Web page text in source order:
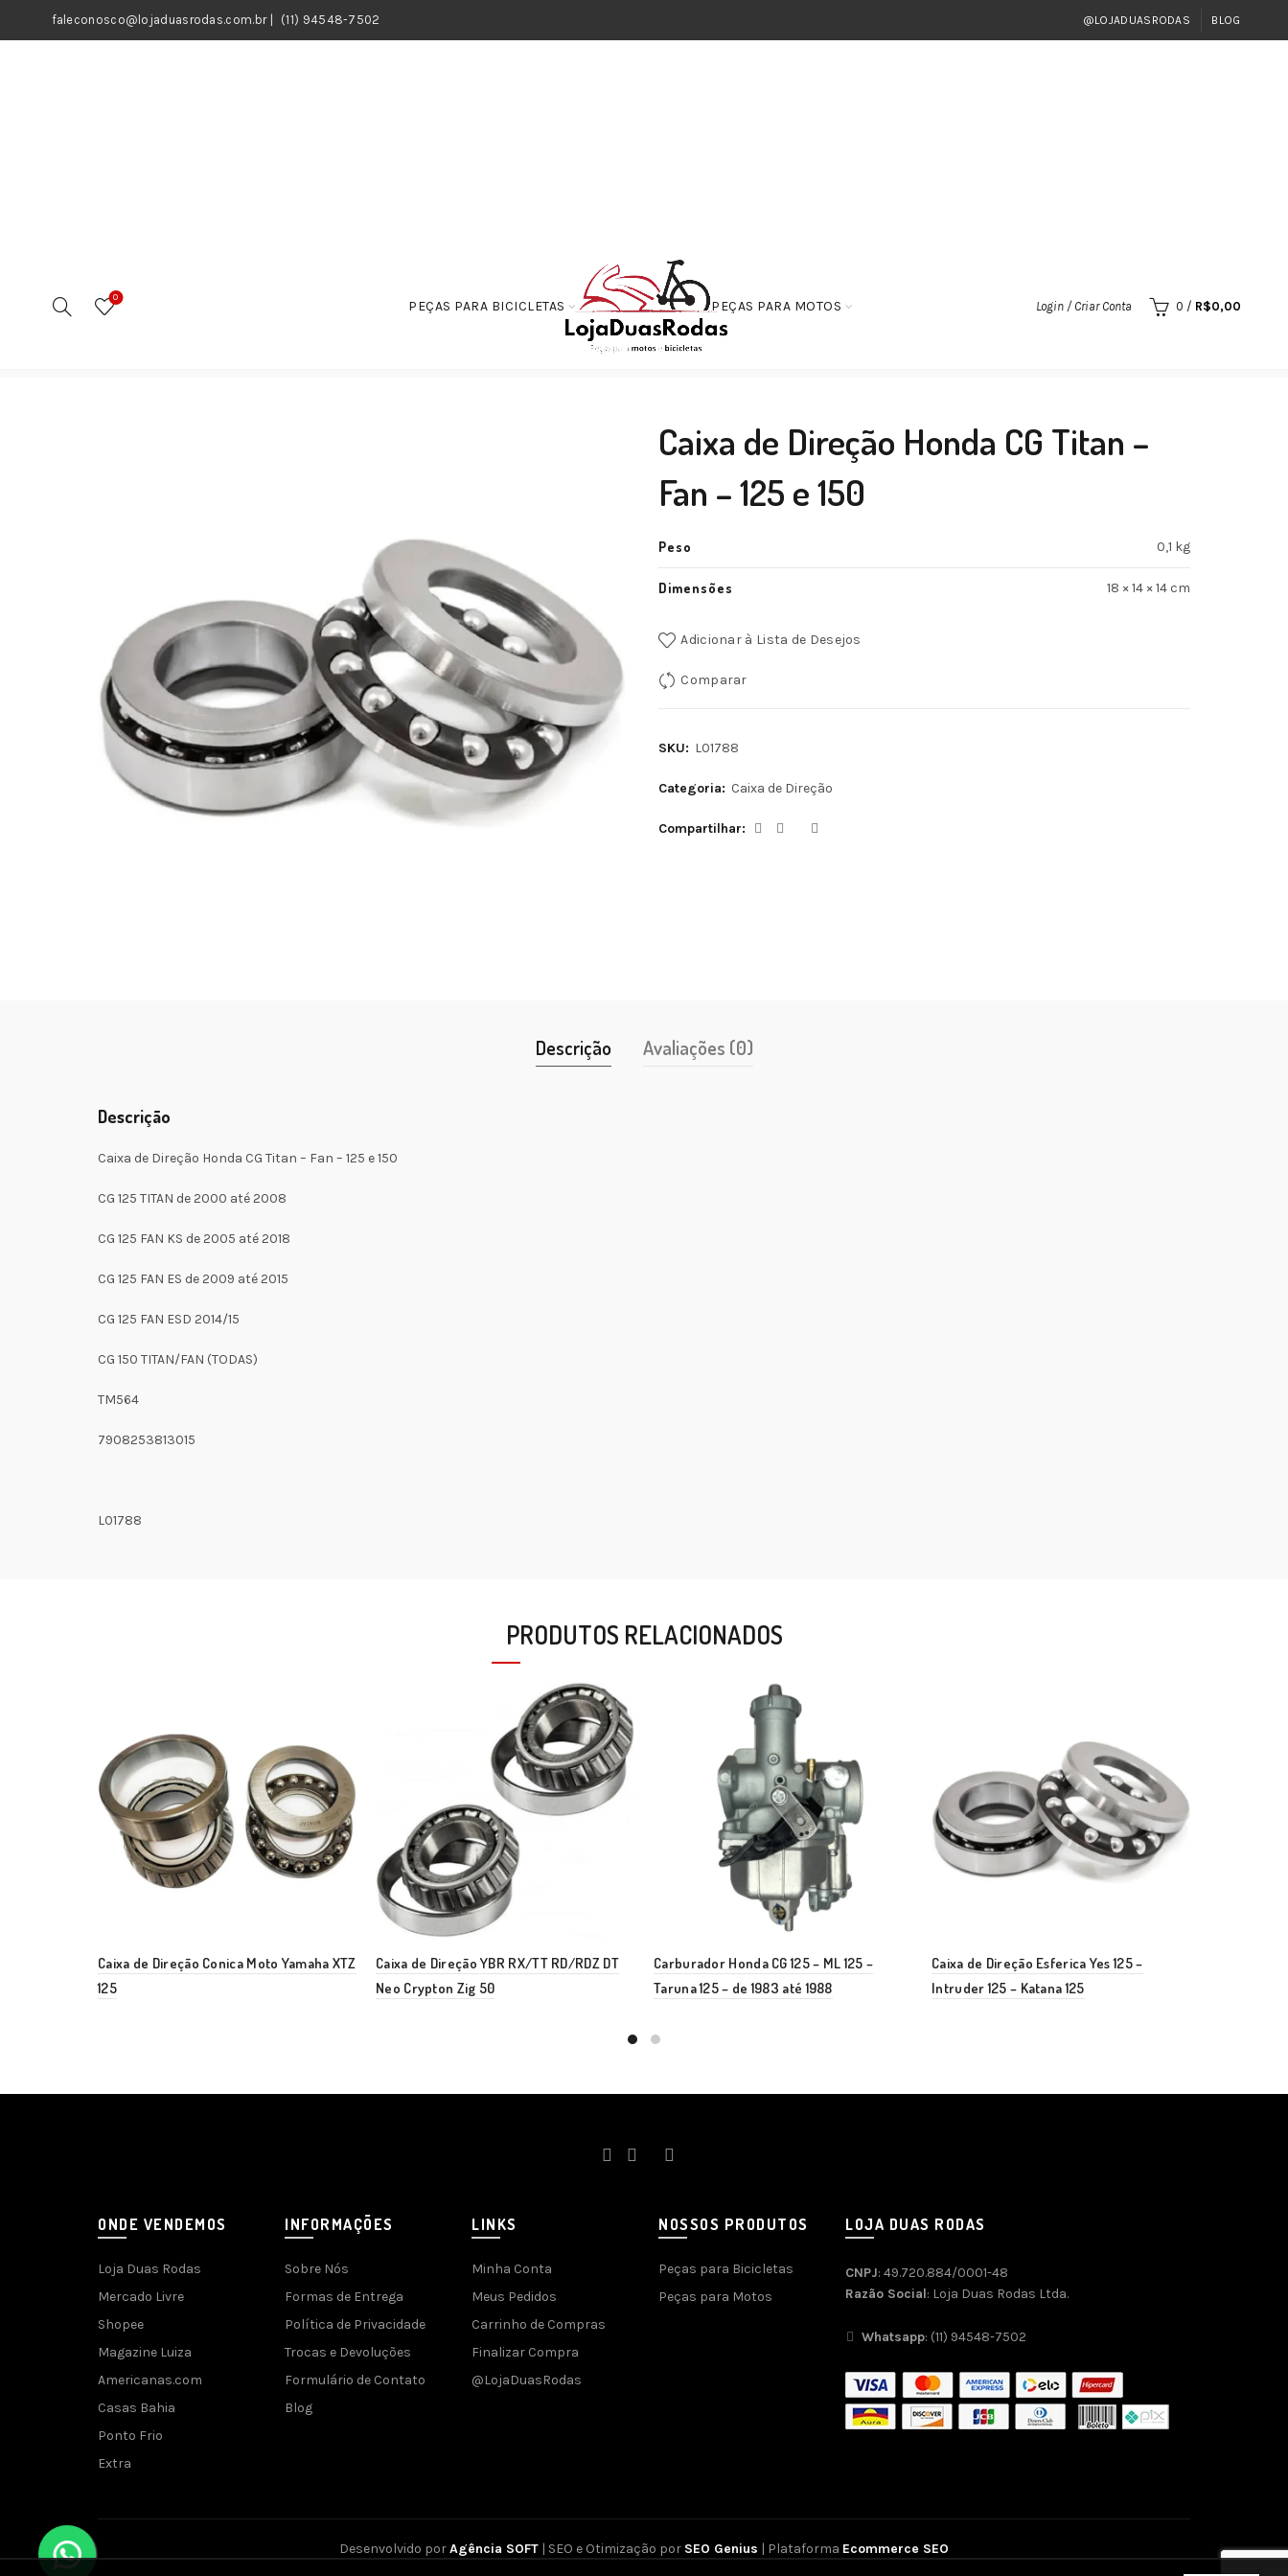
faleconosco@lojaduasrodas.com.br| (11) 94548-7502 @LOJADUASRODAS BLOG
0
PEÇAS PARA BICICLETAS PEÇAS PARA MOTOS Login / Criar Conta 0 / R$0,00
Caixa de Direção Honda CG Titan – Fan – 125 e 150
Caixa de Direção Honda CG Titan –
Fan – 125 e 150
Peso 0,1 kg
Dimensões 18 × 14 × 14 cm
Adicionar à Lista de Desejos
Comparar
SKU: L01788
Categoria: Caixa de Direção
Compartilhar
Descrição Avaliações (0)
Descrição
Caixa de Direção Honda CG Titan – Fan – 125 e 150
CG 125 TITAN de 2000 até 2008
CG 125 FAN KS de 2005 até 2018
CG 125 FAN ES de 2009 até 2015
CG 125 FAN ESD 2014/15
CG 150 TITAN/FAN (TODAS)
TM564
7908253813015
L01788
PRODUTOS RELACIONADOS
Caixa de Direção Conica Moto Yamaha XTZ
125
Caixa de Direção YBR RX/TT RD/RDZ DT
Neo Crypton Zig 50
Carburador Honda CG 125 – ML 125 –
Taruna 125 – de 1983 até 1988
Caixa de Direção Esferica Yes 125 –
Intruder 125 – Katana 125
ONDE VENDEMOS
Loja Duas Rodas
Mercado Livre
Shopee
Magazine Luiza
Americanas.com
Casas Bahia
Ponto Frio
Extra
INFORMAÇÕES
Sobre Nós
Formas de Entrega
Política de Privacidade
Trocas e Devoluções
Formulário de Contato
Blog
LINKS
Minha Conta
Meus Pedidos
Carrinho de Compras
Finalizar Compra
@LojaDuasRodas
NOSSOS PRODUTOS
Peças para Bicicletas
Peças para Motos
LOJA DUAS RODAS
CNPJ: 49.720.884/0001-48
Razão Social: Loja Duas Rodas Ltda.
Whatsapp: (11) 94548-7502
Desenvolvido porAgência SOFT | SEO e Otimização por SEO Genius | Plataforma Ecommerce SEO